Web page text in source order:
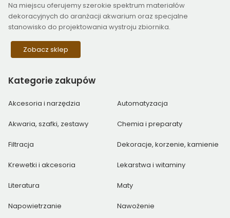
Na miejscu oferujemy szerokie spektrum materiałów
dekoracyjnych do aranżacji akwarium oraz specjalne
stanowisko do projektowania wystroju zbiornika.
Zobacz sklep
Kategorie zakupów
Akcesoria i narzędzia Automatyzacja
Akwaria, szafki, zestawy Chemia i preparaty
Filtracja Dekoracje, korzenie, kamienie
Krewetki i akcesoria Lekarstwa i witaminy
Literatura Maty
Napowietrzanie Nawożenie